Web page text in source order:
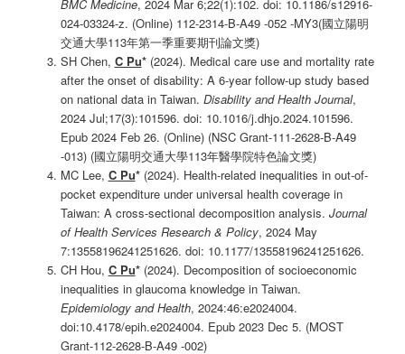
BMC Medicine, 2024 Mar 6;22(1):102. doi: 10.1186/s12916-
024-03324-z. (Online) 112-2314-B-A49 -052 -MY3(國立陽明
交通大學113年第一季重要期刊論文獎)
SH Chen, C Pu*(2024). Medical care use and mortality rate
after the onset of disability: A 6-year follow-up study based
on national data in Taiwan. Disability and Health Journal,
2024 Jul;17(3):101596. doi: 10.1016/j.dhjo.2024.101596.
Epub 2024 Feb 26. (Online) (NSC Grant-111-2628-B-A49
-013) (國立陽明交通大學113年醫學院特色論文獎)
MC Lee, C Pu*(2024). Health-related inequalities in out-of-
pocket expenditure under universal health coverage in
Taiwan: A cross-sectional decomposition analysis. Journal
of Health Services Research & Policy, 2024 May
7:13558196241251626. doi: 10.1177/13558196241251626.
CH Hou, C Pu*(2024). Decomposition of socioeconomic
inequalities in glaucoma knowledge in Taiwan.
Epidemiology and Health, 2024:46:e2024004.
doi:10.4178/epih.e2024004. Epub 2023 Dec 5. (MOST
Grant-112-2628-B-A49 -002)